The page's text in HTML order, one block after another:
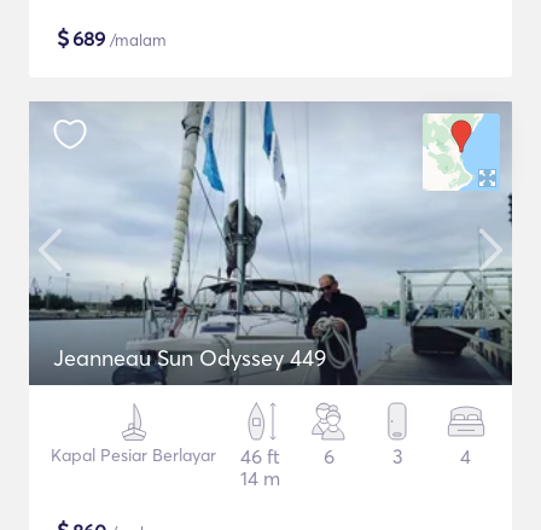
$689 /malam
Jeanneau Sun Odyssey 449
Kapal Pesiar Berlayar
46 ft
14 m
6 3 4